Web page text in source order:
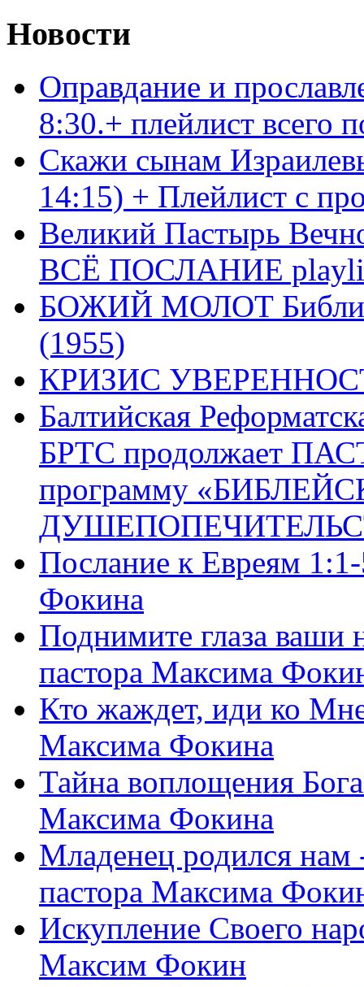
Новости
Оправдание и
8:30.+ плейлист
Скажи сынам
14:15) + Плейлист с
Великий Пастырь
ВСЁ ПОСЛАНИЕ
БОЖИЙ МОЛОТ Библия
(1955)
КРИЗИС
Балтийская
БРТС продолжает
программу
Послание к Евреям
Фокина
Поднимите глаза ваши
пастора Максима
Кто жаждет, иди ко
Максима Фокина
Тайна воплощения
Максима Фокина
Младенец родился
пастора Максима
Искупление Своего
Максим Фокин